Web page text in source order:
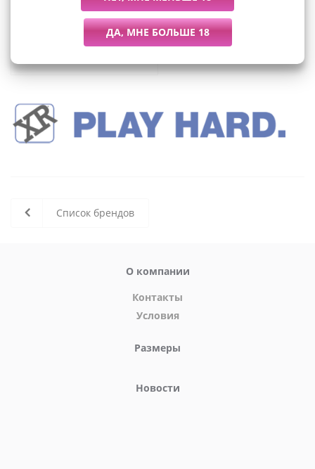
фаллоимитатор, 18.3х4.1
см
руб./шт
Список брендов
О компании
Контакты
Условия
Размеры
Новости